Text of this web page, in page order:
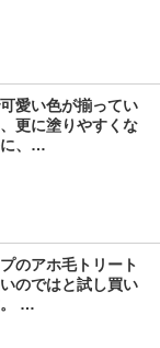
愛い色が揃ってい
更に塗りやすくな
に、…
のアホ毛トリート
のではと試し買い
。 …